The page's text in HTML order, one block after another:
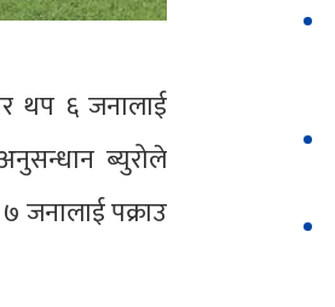
थप ६ जनालाई
ब्युरोले
जनालाई पक्राउ